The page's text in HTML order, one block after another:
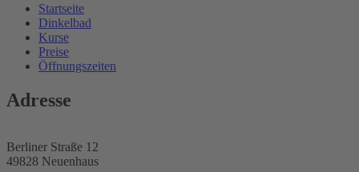
Startseite
Dinkelbad
Kurse
Preise
Öffnungszeiten
Adresse
Berliner Straße 12
49828 Neuenhaus